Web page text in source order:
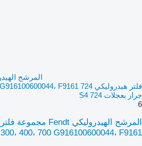
جرار بعجلات 724 S4
6
300، 400، 700 G916100600044، F9161 لـ جرار بعجلات 724 S4